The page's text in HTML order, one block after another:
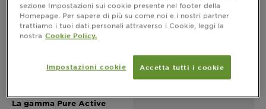
nuovi alleati quotidiani per
la tua pelle!
La gamma Pure Active
sezione Impostazioni sui cookie presente nel footer della
Homepage. Per sapere di più su come noi e i nostri partner
trattiamo i tuoi dati personali attraverso i Cookie, leggi la
nostra Cookie Policy.
Impostazioni cookie Accetta tutti i cookie